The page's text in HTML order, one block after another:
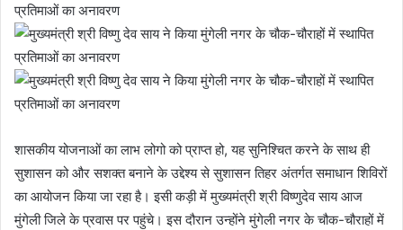
शासकीय योजनाओं का लाभ लोगो को प्राप्त हो, यह सुनिश्चित करने के साथ ही
सुशासन को और सशक्त बनाने के उद्देश्य से सुशासन तिहर अंतर्गत समाधान शिविरों
का आयोजन किया जा रहा है। इसी कड़ी में मुख्यमंत्री श्री विष्णुदेव साय आज
मुंगेली जिले के प्रवास पर पहुंचे। इस दौरान उन्होंने मुंगेली नगर के चौक-चौराहों में